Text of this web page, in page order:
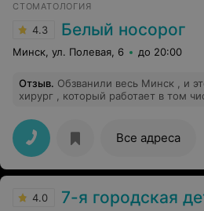
СТОМАТОЛОГИЯ
4.3 Белый носорог
Минск, ул. Полевая, 6 до 20:00
Отзыв. Обзванили весь Минск , и
хирург , который работает в том
уздечку языка. Мне утсновили один имлант сразу
после удаления зуба.Все адреса
4.0 7-я городская детская